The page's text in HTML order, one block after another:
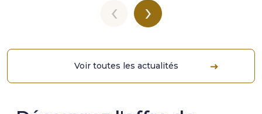
‹ ›
Voir toutes les actualités